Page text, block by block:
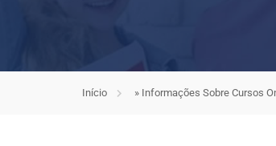
Início » Informações Sobre Cursos